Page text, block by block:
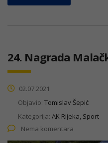
24. Nagrada
02.07.2021
Objavio: Tomislav Šepić
Kategorija: AK Rijeka, Sport
Nema komentara